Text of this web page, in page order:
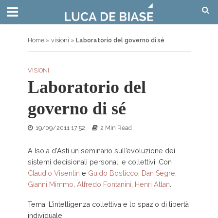
Home» visioni » Laboratorio del governo di sé
VISIONI
Laboratorio del
governo di sé
19/09/2011 17:52 2 Min Read
A Isola d’Asti un seminario sull’evoluzione dei
sistemi decisionali personali e collettivi. Con
Claudio Visentin e Guido Bosticco Dan Segre
Gianni Mimmo Alfredo Fontanini Henri Atlan
Tema. L’intelligenza collettiva e lo spazio di libertà
individuale.